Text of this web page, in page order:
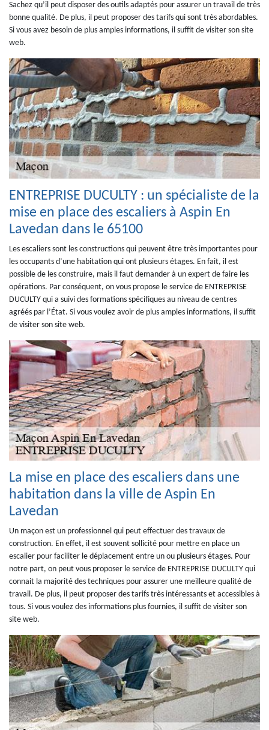
Sachez qu’il peut disposer des outils adaptés pour assurer un travail de très
bonne qualité. De plus, il peut proposer des tarifs qui sont très abordables.
Si vous avez besoin de plus amples informations, il suffit de visiter son site
web.
ENTREPRISE DUCULTY : un spécialiste de la
mise en place des escaliers à Aspin En
Lavedan dans le 65100
Les escaliers sont les constructions qui peuvent être très importantes pour
les occupants d’une habitation qui ont plusieurs étages. En fait, il est
possible de les construire, mais il faut demander à un expert de faire les
opérations. Par conséquent, on vous propose le service de ENTREPRISE
DUCULTY qui a suivi des formations spécifiques au niveau de centres
agréés par l’État. Si vous voulez avoir de plus amples informations, il suffit
de visiter son site web.
La mise en place des escaliers dans une
habitation dans la ville de Aspin En
Lavedan
Un maçon est un professionnel qui peut effectuer des travaux de
construction. En effet, il est souvent sollicité pour mettre en place un
escalier pour faciliter le déplacement entre un ou plusieurs étages. Pour
notre part, on peut vous proposer le service de ENTREPRISE DUCULTY qui
connait la majorité des techniques pour assurer une meilleure qualité de
travail. De plus, il peut proposer des tarifs très intéressants et accessibles à
tous. Si vous voulez des informations plus fournies, il suffit de visiter son
site web.